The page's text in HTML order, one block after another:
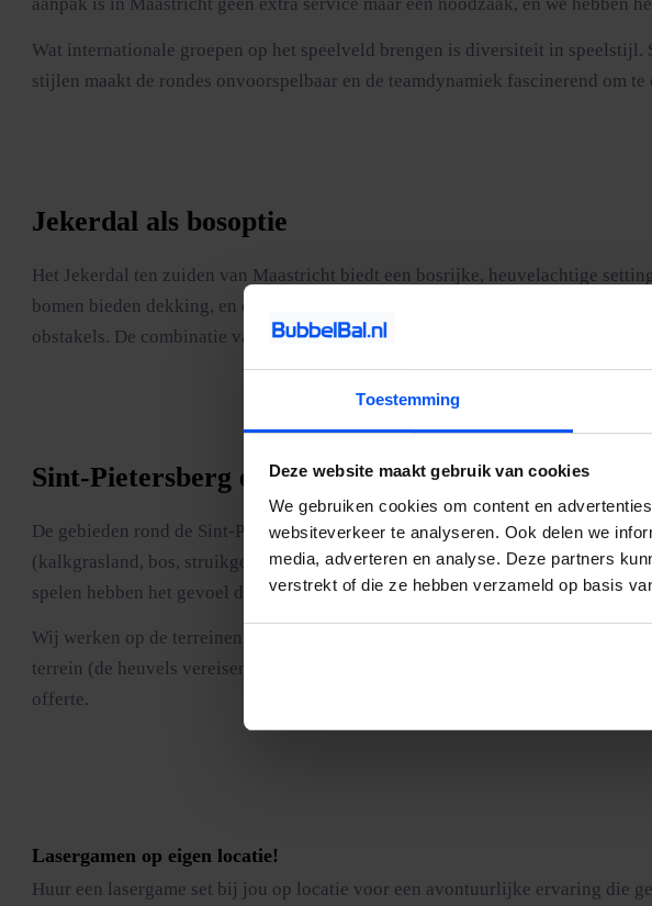
Toestemming
Deze website maakt gebruik van cookies
We gebruiken cookies om content en
websiteverkeer te analyseren. Ook delen we
media, adverteren en analyse. Deze partners
verstrekt of die ze hebben verzameld op basis
Wat internationale groepen op het speelveld brengen is diversiteit in
stijlen maakt de rondes onvoorspelbaar en de teamdynamiek fascinerend om
Jekerdal als bosoptie
Het Jekerdal ten zuiden van Maastricht biedt een bosrijke, heuvelachtige
bomen bieden dekking, en de sfeer is intenser dan in een park. Wij adviseren
obstakels. De combinatie van heuvel, bos en beekdal geeft een
Sint-Pietersberg en Jekerdal
De gebieden rond de Sint-Pietersberg en het Jekerdal bieden een lasergame
(kalkgrasland, bos, struikgewas) en de sfeer is eerder Ardennen dan
spelen hebben het gevoel dat ze in een film zitten, en dat is niet overdreven.
Wij werken op de terreinen aan de rand van het natuurgebied en combineren
terrein (de heuvels vereisen creatievere plaatsing) maar het resultaat is een
offerte.
Lasergamen op eigen locatie!
Huur een lasergame set bij jou op locatie voor een avontuurlijke ervaring die